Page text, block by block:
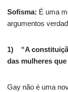
Sofisma: É uma
argumentos
1) “A
das mulheres
Gay não é uma